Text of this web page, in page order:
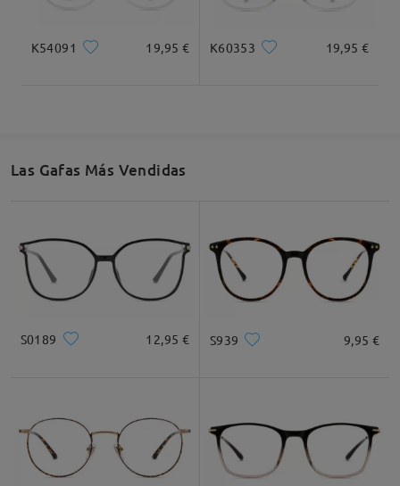
Deje su comentario
K54091 19,95 € K60353 19,95 €
Las Gafas Más Vendidas
S0189 12,95 € S939 9,95 €